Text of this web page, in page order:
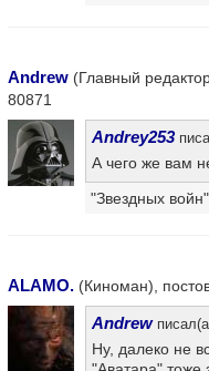
Andrew (Главный
80871
Andrey253
А чего же вам
"Звездных
ALAMO. (Киноман),
Andrew
Ну, далеко не